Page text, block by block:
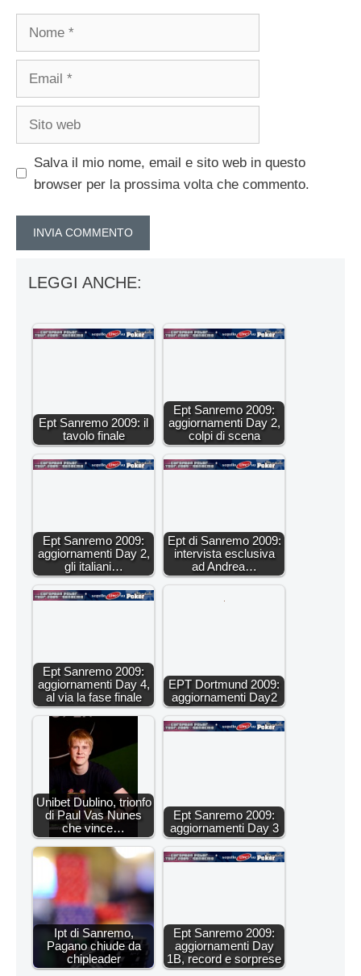
Nome
Email
Sito
Salva il mio nome, email e sito web in questo
browser per la prossima volta che commento.
LEGGI ANCHE:
Ept Sanremo 2009: il
tavolo finale
Ept Sanremo 2009:
aggiornamenti Day 2,
colpi di scena
Ept Sanremo 2009:
aggiornamenti Day 2,
gli italiani…
Ept di Sanremo 2009:
intervista esclusiva
ad Andrea…
Ept Sanremo 2009:
aggiornamenti Day 4,
al via la fase finale
EPT Dortmund 2009:
aggiornamenti Day2
Unibet Dublino, trionfo
di Paul Vas Nunes
che vince…
Ept Sanremo 2009:
aggiornamenti Day 3
Ipt di Sanremo,
Pagano chiude da
chipleader
Ept Sanremo 2009:
aggiornamenti Day
1B, record e sorprese